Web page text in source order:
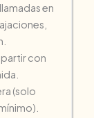
en
con
(solo